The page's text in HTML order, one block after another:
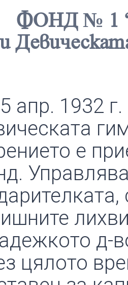
ФОНД № 1
апр. 1932
е
д-
цялото